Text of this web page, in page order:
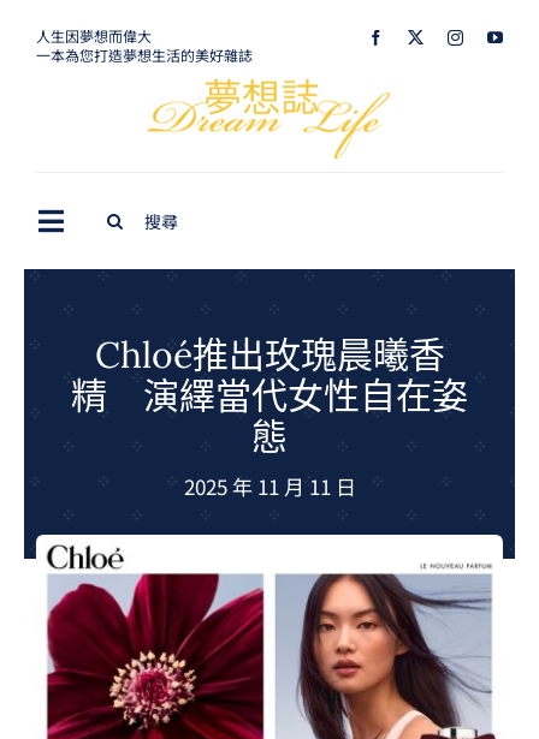
人生因夢想而偉大
一本為您打造夢想生活的美好雜誌
Toggle
Navigation
室內設計
夢想TV
GCU大賽
夢想購物
Chloé推出玫瑰晨曦香
精 演繹當代女性自在姿
態
2025 年 11 月 11 日